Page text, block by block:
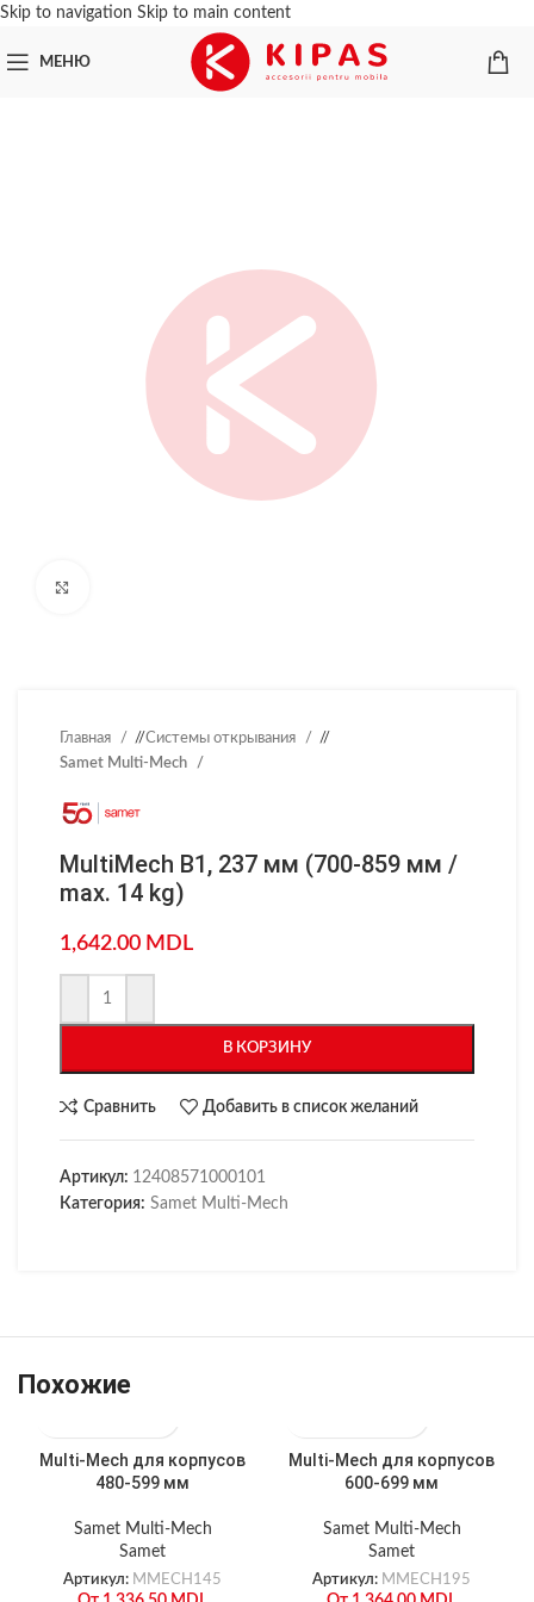
Skip to navigation Skip to main content
МЕНЮ
Главная / Системы открывания
/
Samet Multi-Mech
MultiMech B1, 237 мм (700-859 мм /
max. 14 kg)
1,642.00 MDL
В КОРЗИНУ
Сравнить Добавить в список желаний
Артикул: 12408571000101
Категория: Samet Multi-Mech
Похожие
Multi-Mech для корпусов
480-599 мм
Samet Multi-Mech
Samet
Артикул: MMECH145
Multi-Mech для корпусов
600-699 мм
Samet Multi-Mech
Samet
Артикул: MMECH195